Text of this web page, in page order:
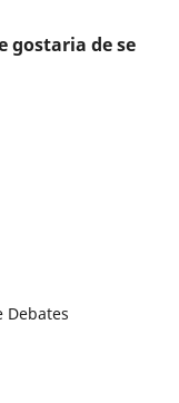
gostaria de se
Debates